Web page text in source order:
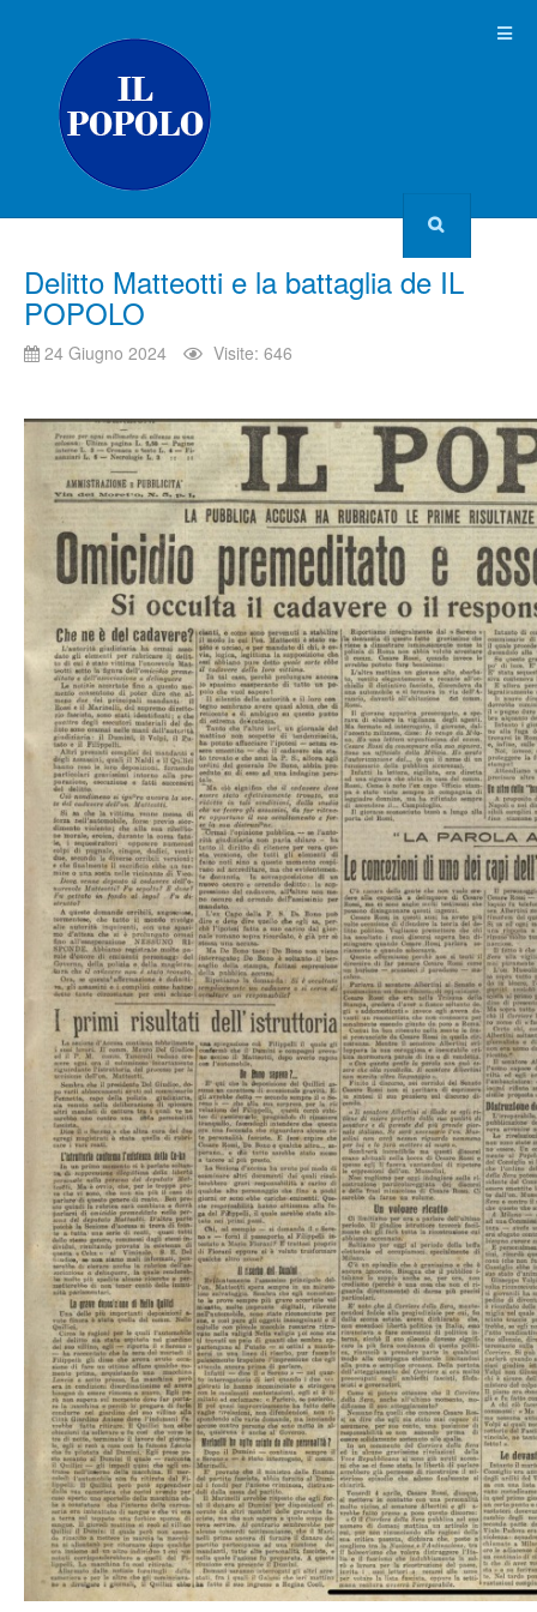
Delitto Matteotti e la battaglia de IL
POPOLO
24 Giugno 2024 Visite: 646